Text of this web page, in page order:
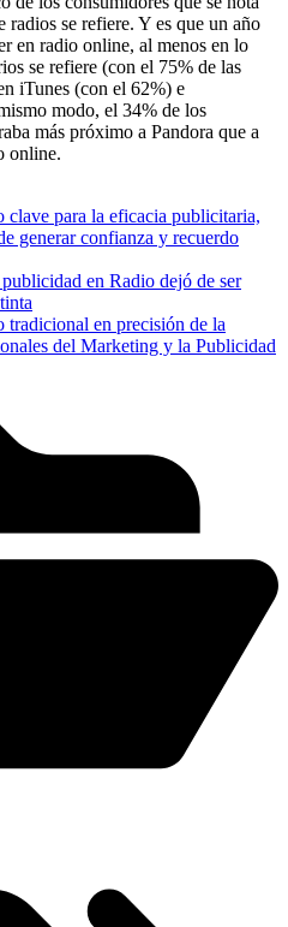
radios se refiere. Y es que un año
en radio online, al menos en lo
se refiere (con el 75% de las
iTunes (con el 62%) e
modo, el 34% de los
más próximo a Pandora que a
online.
para la eficacia publicitaria,
generar confianza y recuerdo
en Radio dejó de ser
tradicional en precisión de la
del Marketing y la Publicidad